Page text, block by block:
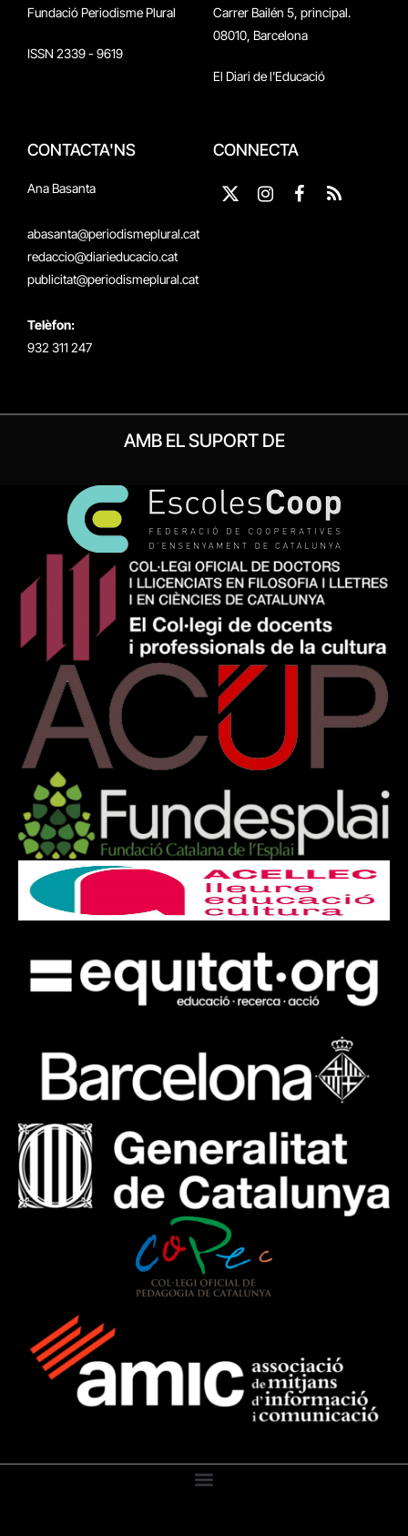
Fundació Periodisme Plural
ISSN 2339 - 9619
Carrer Bailén 5, principal.
08010, Barcelona
El Diari de l'Educació
CONTACTA'NS
Ana Basanta
abasanta@periodismeplural.cat
redaccio@diarieducacio.cat
publicitat@periodismeplural.cat
Telèfon:
932 311 247
CONNECTA
X
Instagram
Facebook
RSS
AMB EL SUPORT DE